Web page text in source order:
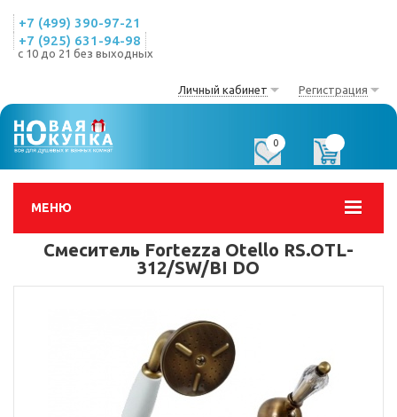
+7 (499) 390-97-21
+7 (925) 631-94-98
с 10 до 21 без выходных
Личный кабинет Регистрация
МЕНЮ
0
Смеситель Fortezza Otello RS.OTL-
312/SW/BI DO